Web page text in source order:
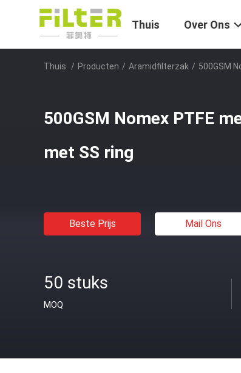
Thuis Over Ons
Thuis / Producten / Aramidfilterzak / 500GSM
500GSM Nomex PTFE
met SS ring
Beste Prijs Mail Ons
50 stuks
MOQ